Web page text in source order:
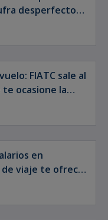
desperfectos
te
FIATC sale al
ocasione la
punto de escala.
en
viaje te ofrece
tú puedes
en el